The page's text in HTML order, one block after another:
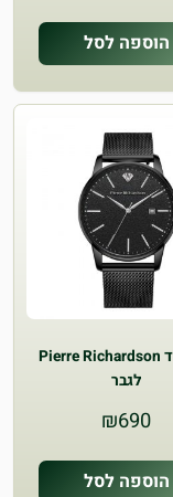
הוספה לסל
שעון יד Pierre Richardson
לגבר
₪690
הוספה לסל